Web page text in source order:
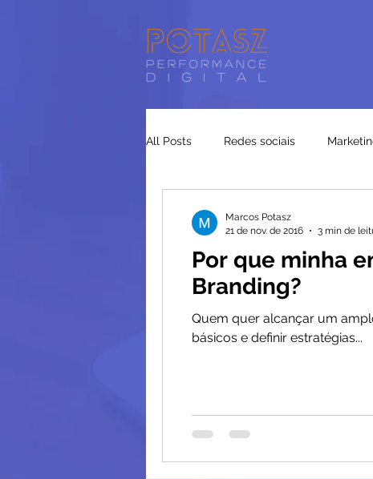
All Posts Redes sociais
Por que minha
Branding?
Quem quer alcançar um amplo e real
básicos e definir estratégias...
Marcos Potasz
21 de nov. de 2016
3 min de